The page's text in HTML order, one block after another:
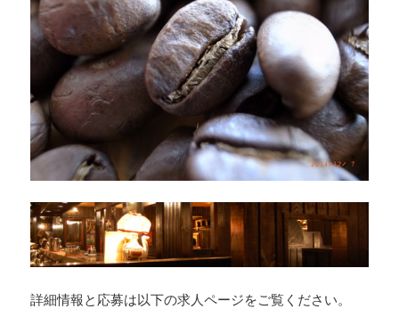
詳細情報と応募は以下の求人ページをご覧ください。